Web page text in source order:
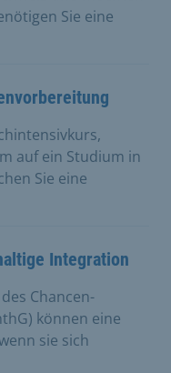
Sie eine
auf ein Studium in
Sie eine
Integration
Chancen-
können eine
sie sich